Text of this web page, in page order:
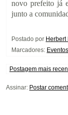
novo prefeito já
junto a
Postado por Herbert
Marcadores: Eventos
Postagem mais
Assinar: Postar